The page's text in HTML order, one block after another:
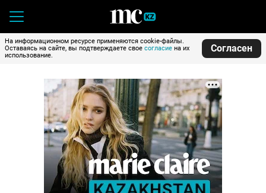
На информационном ресурсе применяются cookie-файлы.
Оставаясь на сайте, вы подтверждаете свое согласие на их
использование.
Согласен